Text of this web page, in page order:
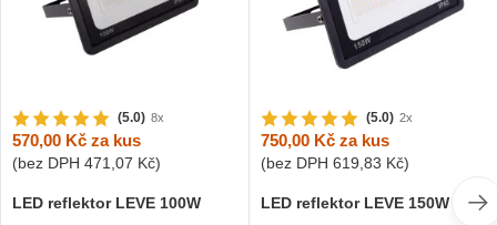
(5.0) 8x
570,00 Kč za kus
(bez DPH 471,07 Kč)
LED reflektor LEVE 100W
(5.0) 2x
750,00 Kč za kus
(bez DPH 619,83 Kč)
LED reflektor LEVE 150W